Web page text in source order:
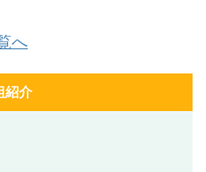
へ
紹介